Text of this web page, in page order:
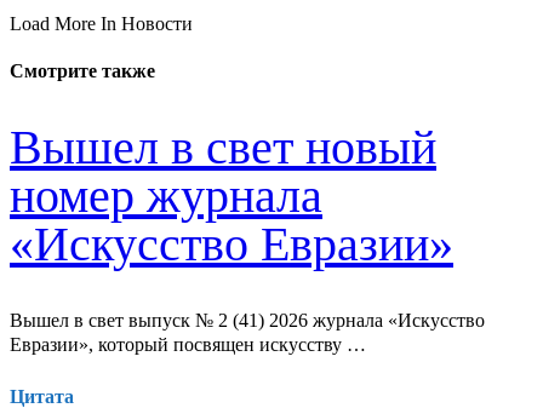
Load More In Новости
Смотрите также
Вышел в свет новый
номер журнала
«Искусство Евразии»
Вышел в свет выпуск № 2 (41) 2026 журнала «Искусство
Евразии», который посвящен искусству …
Цитата